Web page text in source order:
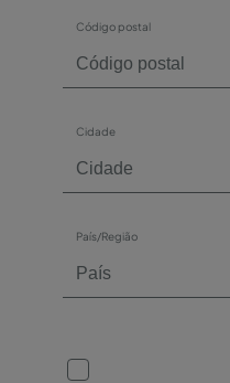
Código postal
Cidade
País/Região